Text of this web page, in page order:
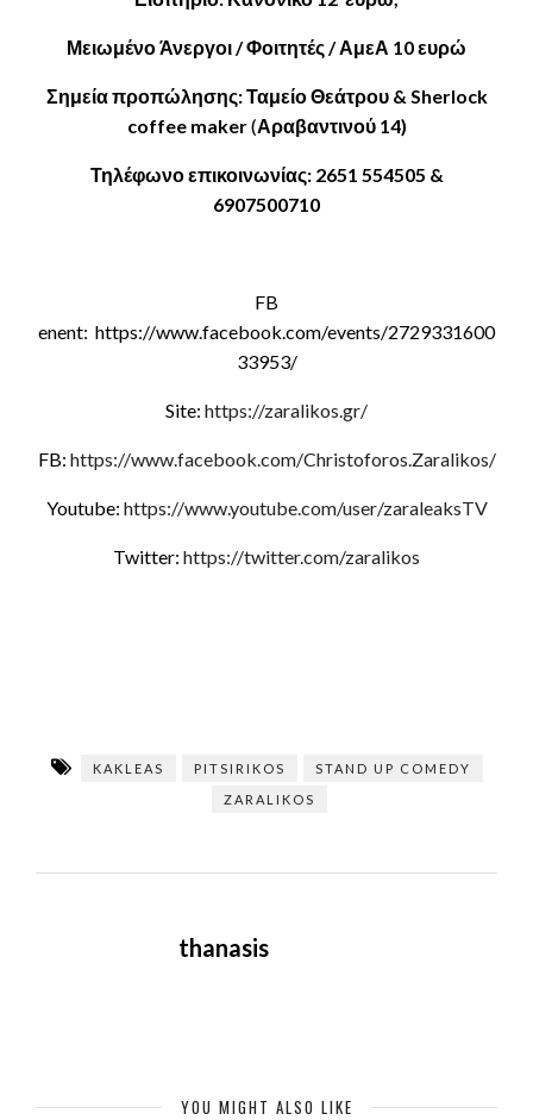
Μειωμένο Άνεργοι / Φοιτητές / ΑμεΑ 10 ευρώ
Σημεία προπώλησης: Ταμείο Θεάτρου & Sherlock
coffee maker(Αραβαντινού 14)
Τηλέφωνο επικοινωνίας: 2651 554505 &
6907500710
FB
enent: https://www.facebook.com/events/2729331600
33953/
Site: https://zaralikos.gr/
FB: https://www.facebook.com/Christoforos.Zaralikos/
Youtube: https://www.youtube.com/user/zaraleaksTV
Twitter: https://twitter.com/zaralikos
KAKLEAS PITSIRIKOS
STAND UP COMEDY
ZARALIKOS
thanasis
YOU MIGHT ALSO LIKE